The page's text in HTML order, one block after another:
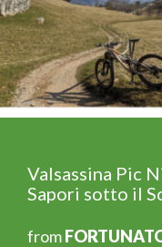
Valsassina Pic
Sapori sotto il
from